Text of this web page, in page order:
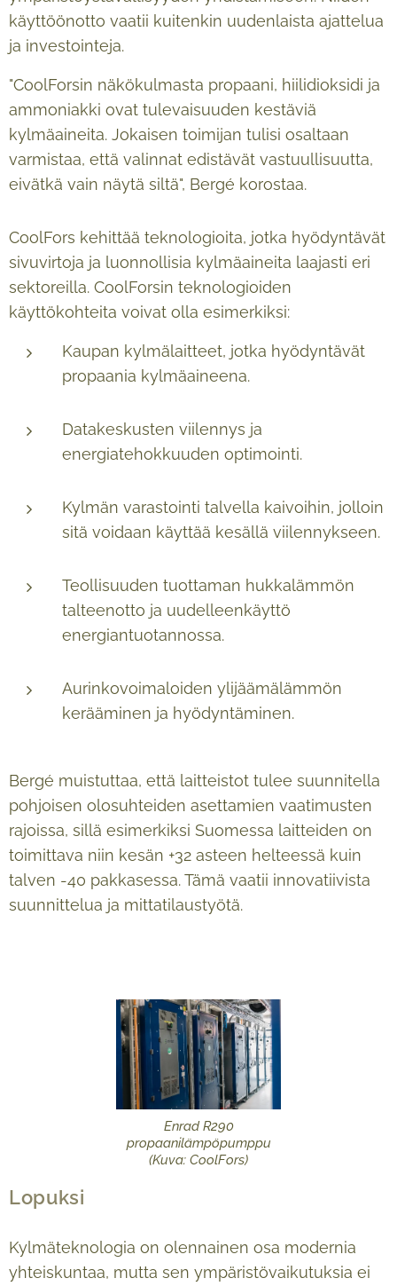
käyttöönotto vaatii kuitenkin uudenlaista ajattelua
ja investointeja.
"CoolForsin näkökulmasta propaani, hiilidioksidi ja
ammoniakki ovat tulevaisuuden kestäviä
kylmäaineita. Jokaisen toimijan tulisi osaltaan
varmistaa, että valinnat edistävät vastuullisuutta,
eivätkä vain näytä siltä", Bergé korostaa.
CoolFors kehittää teknologioita, jotka hyödyntävät
sivuvirtoja ja luonnollisia kylmäaineita laajasti eri
sektoreilla. CoolForsin teknologioiden
käyttökohteita voivat olla esimerkiksi:
Kaupan kylmälaitteet, jotka hyödyntävät
propaania kylmäaineena.
Datakeskusten viilennys ja
energiatehokkuuden optimointi.
Kylmän varastointi talvella kaivoihin, jolloin
sitä voidaan käyttää kesällä viilennykseen.
Teollisuuden tuottaman hukkalämmön
talteenotto ja uudelleenkäyttö
energiantuotannossa.
Aurinkovoimaloiden ylijäämälämmön
kerääminen ja hyödyntäminen.
Bergé muistuttaa, että laitteistot tulee suunnitella
pohjoisen olosuhteiden asettamien vaatimusten
rajoissa, sillä esimerkiksi Suomessa laitteiden on
toimittava niin kesän +32 asteen helteessä kuin
talven -40 pakkasessa. Tämä vaatii innovatiivista
suunnittelua ja mittatilaustyötä.
Enrad R290
propaanilämpöpumppu
(Kuva: CoolFors)
Lopuksi
Kylmäteknologia on olennainen osa modernia
yhteiskuntaa, mutta sen ympäristövaikutuksia ei